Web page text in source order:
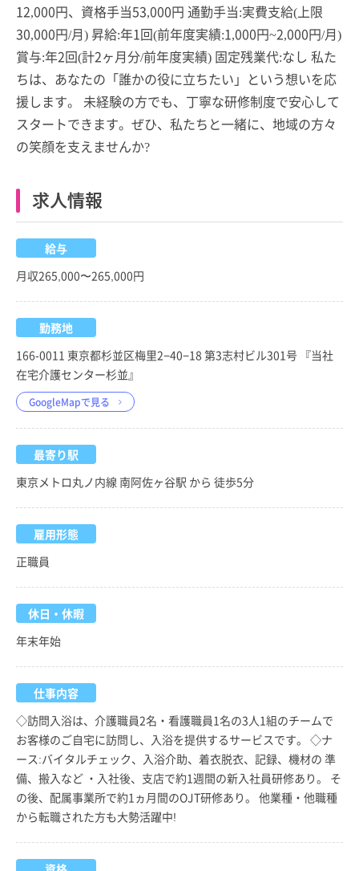
12,000円、資格手当53,000円 通勤手当:実費支給(上限
30,000円/月) 昇給:年1回(前年度実績:1,000円~2,000円/月)
賞与:年2回(計2ヶ月分/前年度実績) 固定残業代:なし 私た
ちは、あなたの「誰かの役に立ちたい」という想いを応
援します。 未経験の方でも、丁寧な研修制度で安心して
スタートできます。ぜひ、私たちと一緒に、地域の方々
の笑顔を支えませんか?
求人情報
給与
月収265,000〜265,000円
勤務地
166-0011 東京都杉並区梅里2−40−18 第3志村ビル301号 『当社
在宅介護センター杉並』
GoogleMapで見る
最寄り駅
東京メトロ丸ノ内線 南阿佐ヶ谷駅 から 徒歩5分
雇用形態
正職員
休日・休暇
年末年始
仕事内容
◇訪問入浴は、介護職員2名・看護職員1名の3人1組のチームで
お客様のご自宅に訪問し、入浴を提供するサービスです。 ◇ナ
ース:バイタルチェック、入浴介助、着衣脱衣、記録、機材の 準
備、搬入など ・入社後、支店で約1週間の新入社員研修あり。 そ
の後、配属事業所で約1ヵ月間のOJT研修あり。 他業種・他職種
から転職された方も大勢活躍中!